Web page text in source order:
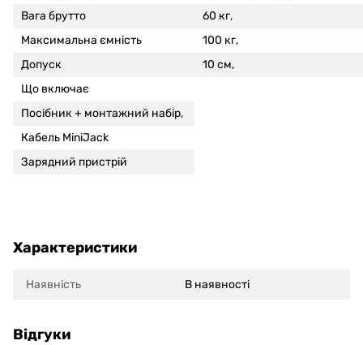
Вага брутто
60 кг,
Максимальна ємність
100 кг,
Допуск
10 см,
Що включає
Посібник + монтажний набір,
Кабель MiniJack
Зарядний пристрій
Характеристики
Наявність В наявності
Відгуки